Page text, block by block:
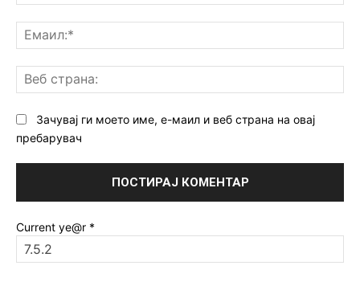
Зачувај ги моето име, е-маил и веб страна на овај
пребарувач
Current ye@r *